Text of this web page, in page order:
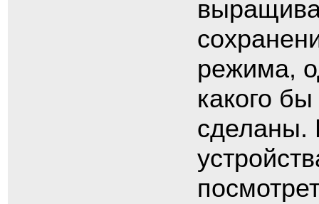
режима,
какого
сделаны.